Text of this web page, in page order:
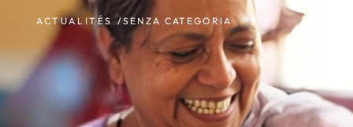
ACTUALITÉS /SENZA CATEGORIA